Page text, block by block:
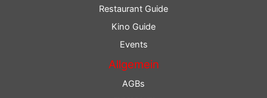
Restaurant Guide
Kino Guide
Events
Allgemein
AGBs